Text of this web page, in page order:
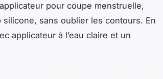
pour coupe menstruelle,
sans oublier les contours. En
applicateur à l’eau claire et un